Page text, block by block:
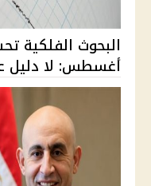
أغسطس: لا دليل